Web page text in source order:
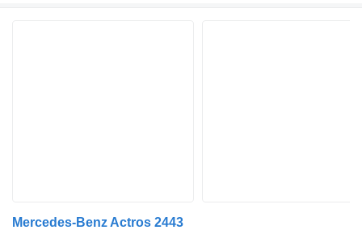
Mercedes-Benz Actros 2443